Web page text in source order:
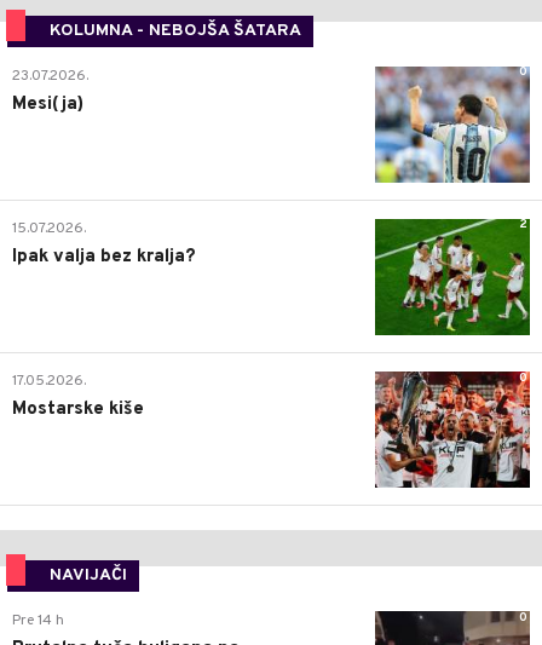
KOLUMNA - NEBOJŠA ŠATARA
0
23.07.2026.
Mesi(ja)
2
15.07.2026.
Ipak valja bez kralja?
0
17.05.2026.
Mostarske kiše
NAVIJAČI
0
Pre 14 h